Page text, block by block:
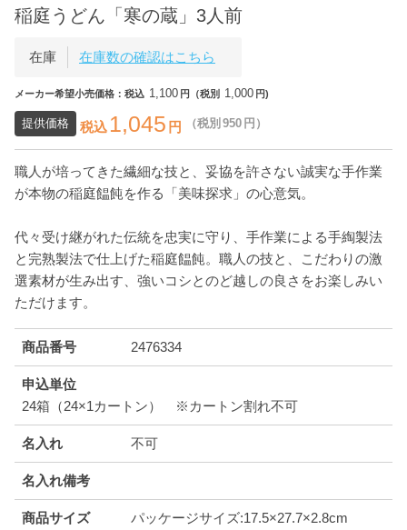
稲庭うどん「寒の蔵」3人前
在庫 在庫数の確認はこちら
メーカー希望小売価格：税込 1,100 円（税別 1,000 円)
提供価格 税込 1,045 円 （税別 950 円）
職人が培ってきた繊細な技と、妥協を許さない誠実な手作業
が本物の稲庭饂飩を作る「美味探求」の心意気。
代々受け継がれた伝統を忠実に守り、手作業による手綯製法
と完熟製法で仕上げた稲庭饂飩。職人の技と、こだわりの激
選素材が生み出す、強いコシとのど越しの良さをお楽しみい
ただけます。
商品番号 2476334
申込単位
24箱（24×1カートン） ※カートン割れ不可
名入れ 不可
名入れ備考
商品サイズ パッケージサイズ:17.5×27.7×2.8cm